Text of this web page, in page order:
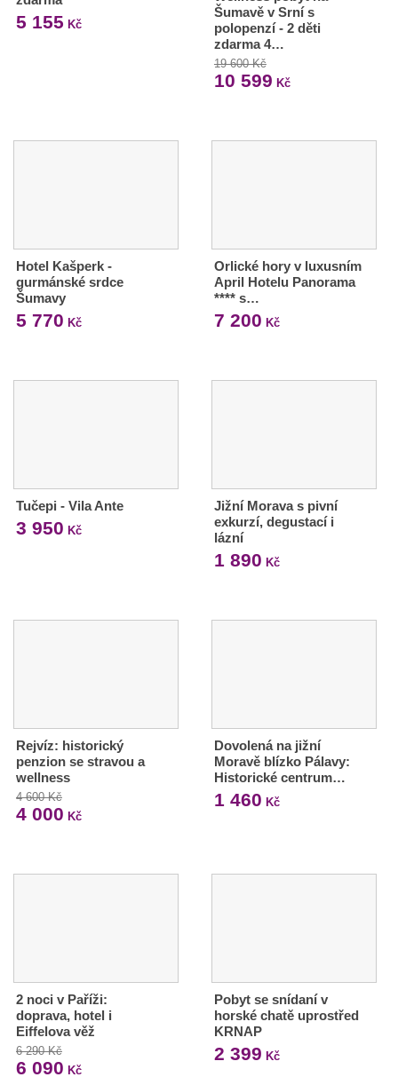
5 155 Kč
Šumavě v Srní s
polopenzí - 2 děti
zdarma 4…
19 600 Kč
10 599 Kč
Hotel Kašperk -
gurmánské srdce
Šumavy
5 770 Kč
Orlické hory v luxusním
April Hotelu Panorama
**** s…
7 200 Kč
Tučepi - Vila Ante
3 950 Kč
Jižní Morava s pivní
exkurzí, degustací i
lázní
1 890 Kč
Rejvíz: historický
penzion se stravou a
wellness
4 600 Kč
4 000 Kč
Dovolená na jižní
Moravě blízko Pálavy:
Historické centrum…
1 460 Kč
2 noci v Paříži:
doprava, hotel i
Eiffelova věž
6 290 Kč
6 090 Kč
Pobyt se snídaní v
horské chatě uprostřed
KRNAP
2 399 Kč